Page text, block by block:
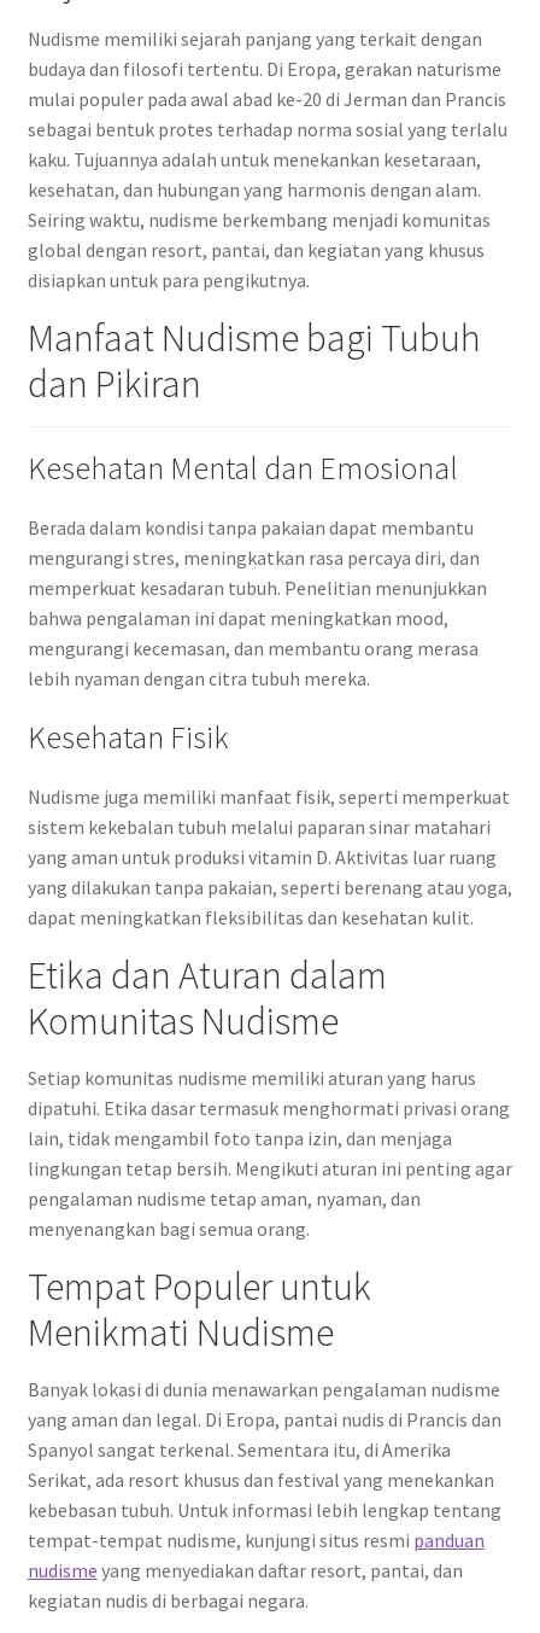
Nudisme memiliki sejarah panjang yang terkait dengan
budaya dan filosofi tertentu. Di Eropa, gerakan naturisme
mulai populer pada awal abad ke-20 di Jerman dan Prancis
sebagai bentuk protes terhadap norma sosial yang terlalu
kaku. Tujuannya adalah untuk menekankan kesetaraan,
kesehatan, dan hubungan yang harmonis dengan alam.
Seiring waktu, nudisme berkembang menjadi komunitas
global dengan resort, pantai, dan kegiatan yang khusus
disiapkan untuk para pengikutnya.
Manfaat Nudisme bagi Tubuh
dan Pikiran
Kesehatan Mental dan Emosional
Berada dalam kondisi tanpa pakaian dapat membantu
mengurangi stres, meningkatkan rasa percaya diri, dan
memperkuat kesadaran tubuh. Penelitian menunjukkan
bahwa pengalaman ini dapat meningkatkan mood,
mengurangi kecemasan, dan membantu orang merasa
lebih nyaman dengan citra tubuh mereka.
Kesehatan Fisik
Nudisme juga memiliki manfaat fisik, seperti memperkuat
sistem kekebalan tubuh melalui paparan sinar matahari
yang aman untuk produksi vitamin D. Aktivitas luar ruang
yang dilakukan tanpa pakaian, seperti berenang atau yoga,
dapat meningkatkan fleksibilitas dan kesehatan kulit.
Etika dan Aturan dalam
Komunitas Nudisme
Setiap komunitas nudisme memiliki aturan yang harus
dipatuhi. Etika dasar termasuk menghormati privasi orang
lain, tidak mengambil foto tanpa izin, dan menjaga
lingkungan tetap bersih. Mengikuti aturan ini penting agar
pengalaman nudisme tetap aman, nyaman, dan
menyenangkan bagi semua orang.
Tempat Populer untuk
Menikmati Nudisme
Banyak lokasi di dunia menawarkan pengalaman nudisme
yang aman dan legal. Di Eropa, pantai nudis di Prancis dan
Spanyol sangat terkenal. Sementara itu, di Amerika
Serikat, ada resort khusus dan festival yang menekankan
kebebasan tubuh. Untuk informasi lebih lengkap tentang
tempat-tempat nudisme, kunjungi situs resmi panduan
nudisme yang menyediakan daftar resort, pantai, dan
kegiatan nudis di berbagai negara.